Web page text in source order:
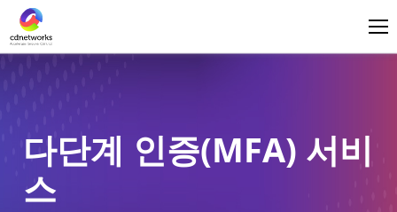
다단계 인증(MFA) 서비
스